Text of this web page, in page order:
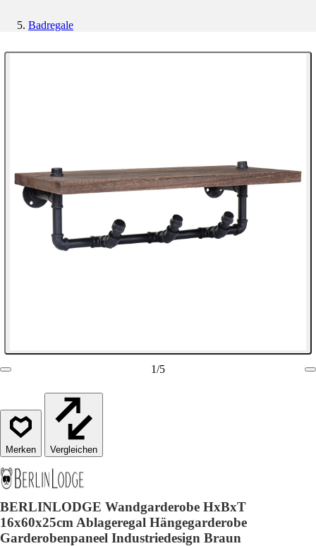
Badregale
1/5
Vergleichen
BERLINLODGE Wandgarderobe HxBxT
16x60x25cm Ablageregal Hängegarderobe
Garderobenpaneel Industriedesign Braun